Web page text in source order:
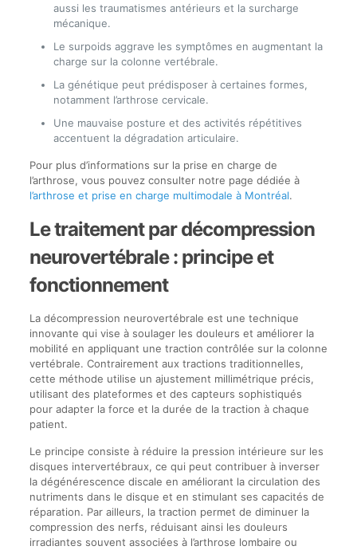
aussi les traumatismes antérieurs et la surcharge
mécanique.
Le surpoids aggrave les symptômes en augmentant la
charge sur la colonne vertébrale.
La génétique peut prédisposer à certaines formes,
notamment l’arthrose cervicale.
Une mauvaise posture et des activités répétitives
accentuent la dégradation articulaire.
Pour plus d’informations sur la prise en charge de
l’arthrose, vous pouvez consulter notre page dédiée à
l’arthrose et prise en charge multimodale à Montréal.
Le traitement par décompression
neurovertébrale : principe et
fonctionnement
La décompression neurovertébrale est une technique
innovante qui vise à soulager les douleurs et améliorer la
mobilité en appliquant une traction contrôlée sur la colonne
vertébrale. Contrairement aux tractions traditionnelles,
cette méthode utilise un ajustement millimétrique précis,
utilisant des plateformes et des capteurs sophistiqués
pour adapter la force et la durée de la traction à chaque
patient.
Le principe consiste à réduire la pression intérieure sur les
disques intervertébraux, ce qui peut contribuer à inverser
la dégénérescence discale en améliorant la circulation des
nutriments dans le disque et en stimulant ses capacités de
réparation. Par ailleurs, la traction permet de diminuer la
compression des nerfs, réduisant ainsi les douleurs
irradiantes souvent associées à l’arthrose lombaire ou